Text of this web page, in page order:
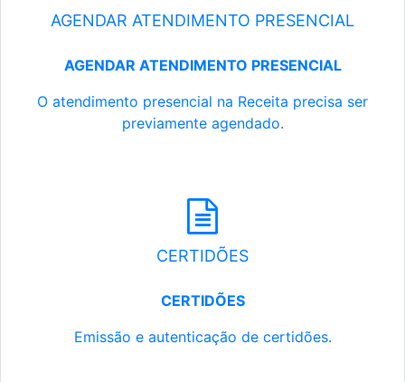
AGENDAR ATENDIMENTO PRESENCIAL
AGENDAR ATENDIMENTO PRESENCIAL
O atendimento presencial na Receita precisa ser
previamente agendado.
CERTIDÕES
CERTIDÕES
Emissão e autenticação de certidões.